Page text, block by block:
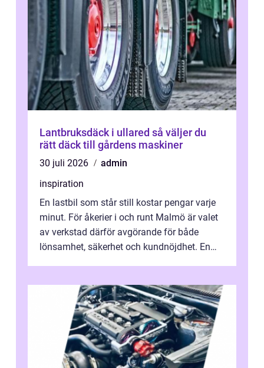
Lantbruksdäck i ullared så väljer du
rätt däck till gårdens maskiner
30 juli 2026
admin
inspiration
En lastbil som står still kostar pengar varje
minut. För åkerier i och runt Malmö är valet
av verkstad därför avgörande för både
lönsamhet, säkerhet och kundnöjdhet. En